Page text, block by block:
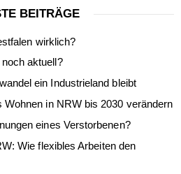
BEITRÄGE
wirklich?
aktuell?
ein Industrieland bleibt
in NRW bis 2030 verändern
eines Verstorbenen?
Wie flexibles Arbeiten den